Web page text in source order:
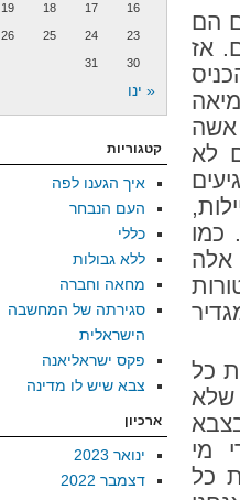
הם
אז
אשה
לא
. כמו
אלה
כל
שלא
מי
כל
16
17
18
19
23
24
25
26
30
31
« ינו
קטגוריות
איך הגענו לפה
העם הנבחר
כללי
ללא גבולות
מחאה וחברה
סגירתה של המחשבה
הישראלית
פקס ישראליאנה
צבא שיש לו מדינה
ארכיון
ינואר 2023
דצמבר 2022